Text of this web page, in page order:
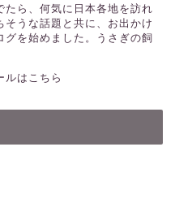
ら、何気に日本各地を訪れ
うな話題と共に、お出かけ
を始めました。うさぎの飼
ルはこちら